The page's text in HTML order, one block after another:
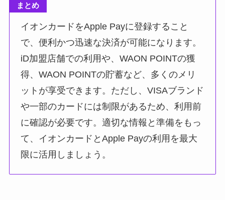
まとめ
イオンカードをApple Payに登録すること
で、便利かつ迅速な決済が可能になります。
iD加盟店舗での利用や、WAON POINTの獲
得、WAON POINTの貯蓄など、多くのメリ
ットが享受できます。ただし、VISAブランド
や一部のカードには制限があるため、利用前
に確認が必要です。適切な情報と準備をもっ
て、イオンカードとApple Payの利用を最大
限に活用しましょう。